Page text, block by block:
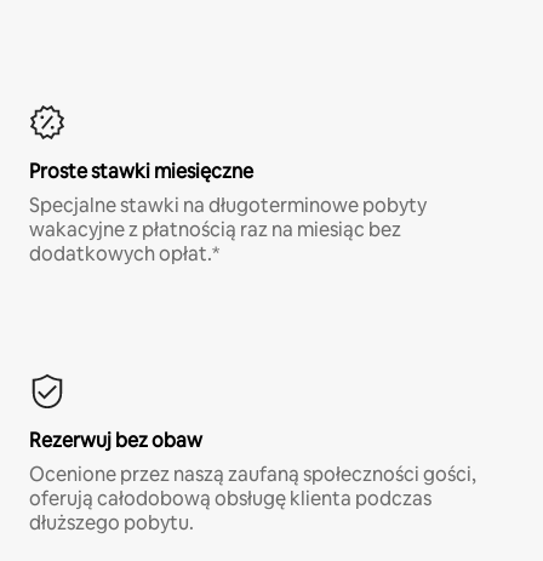
Proste stawki miesięczne
Specjalne stawki na długoterminowe pobyty
wakacyjne z płatnością raz na miesiąc bez
dodatkowych opłat.*
Rezerwuj bez obaw
Ocenione przez naszą zaufaną społeczności gości,
oferują całodobową obsługę klienta podczas
dłuższego pobytu.